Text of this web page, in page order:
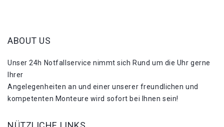
ABOUT US
Unser 24h Notfallservice nimmt sich Rund um die Uhr gerne
Ihrer
Angelegenheiten an und einer unserer freundlichen und
kompetenten Monteure wird sofort bei Ihnen sein!